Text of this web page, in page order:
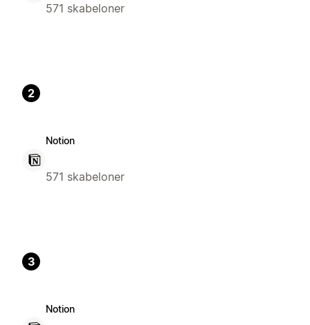
571 skabeloner
2
Notion
571 skabeloner
3
Notion